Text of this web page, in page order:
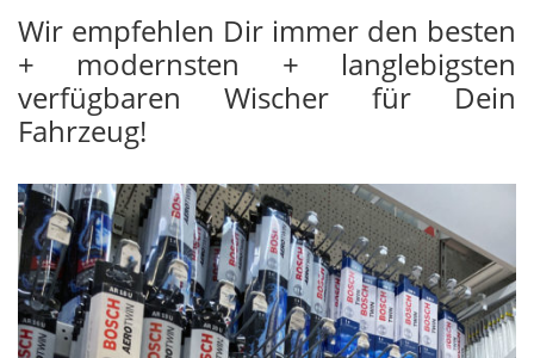
Wir empfehlen Dir immer den besten
+ modernsten + langlebigsten
verfügbaren Wischer für Dein
Fahrzeug!